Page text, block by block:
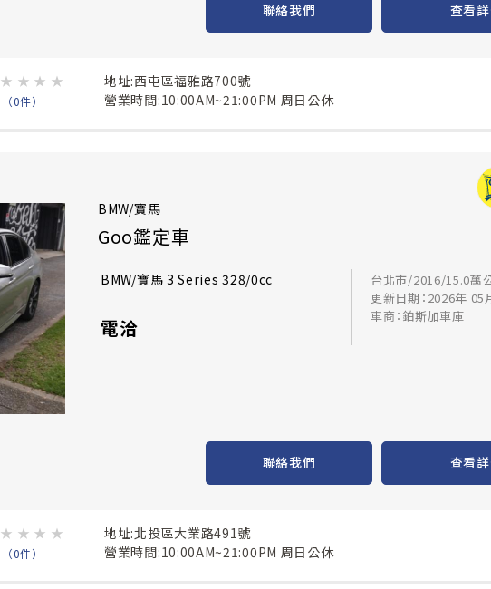
聯絡我們 查看
★ ★ ★ ★
（0件）
地址:西屯區福雅路700號
營業時間:10:00AM~21:00PM 周日公休
BMW/寶馬
Goo鑑定車
BMW/寶馬 3 Series 328/0cc
電洽
台北市/2016/15.0萬
更新日期：2026年 05
車商：鉑斯加車庫
聯絡我們 查看
★ ★ ★ ★
（0件）
地址:北投區大業路491號
營業時間:10:00AM~21:00PM 周日公休